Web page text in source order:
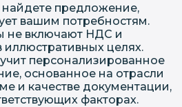
предложение,
вашим потребностям.
не включают НДС и
иллюстративных целях.
персонализированное
основанное на отрасли
и качестве документации,
факторах.